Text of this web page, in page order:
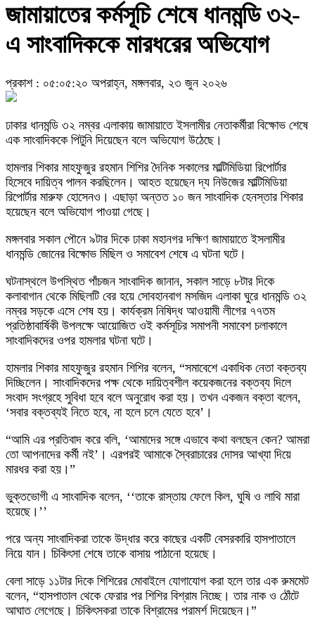
জামায়াতের কর্মসূচি শেষে ধানমন্ডি ৩২-
এ সাংবাদিককে মারধরের অভিযোগ
প্রকাশ : ০৫:০৫:২০ অপরাহ্ন, মঙ্গলবার, ২৩ জুন ২০২৬
ঢাকার ধানমন্ডি ৩২ নম্বর এলাকায় জামায়াতে ইসলামীর নেতাকর্মীরা বিক্ষোভ শেষে
এক সাংবাদিককে পিটুনি দিয়েছেন বলে অভিযোগ উঠেছে।
হামলার শিকার মাহফুজুর রহমান শিশির দৈনিক সকালের মাল্টিমিডিয়া রিপোর্টার
হিসেবে দায়িত্ব পালন করছিলেন। আহত হয়েছেন দ্য নিউজের মাল্টিমিডিয়া
রিপোর্টার মারুফ হোসেনও। এছাড়া অন্তত ১০ জন সাংবাদিক হেনস্তার শিকার
হয়েছেন বলে অভিযোগ পাওয়া গেছে।
মঙ্গলবার সকাল পৌনে ৯টার দিকে ঢাকা মহানগর দক্ষিণ জামায়াতে ইসলামীর
ধানমন্ডি জোনের বিক্ষোভ মিছিল ও সমাবেশ শেষে এ ঘটনা ঘটে।
ঘটনাস্থলে উপস্থিত পাঁচজন সাংবাদিক জানান, সকাল সাড়ে ৮টার দিকে
কলাবাগান থেকে মিছিলটি বের হয়ে সোবহানবাগ মসজিদ এলাকা ঘুরে ধানমন্ডি ৩২
নম্বর সড়কে এসে শেষ হয়। কার্যক্রম নিষিদ্ধ আওয়ামী লীগের ৭৭তম
প্রতিষ্ঠাবার্ষিকী উপলক্ষে আয়োজিত ওই কর্মসূচির সমাপনী সমাবেশ চলাকালে
সাংবাদিকদের ওপর হামলার ঘটনা ঘটে।
হামলার শিকার মাহফুজুর রহমান শিশির বলেন, “সমাবেশে একাধিক নেতা বক্তব্য
দিচ্ছিলেন। সাংবাদিকদের পক্ষ থেকে দায়িত্বশীল কয়েকজনের বক্তব্য দিলে
সংবাদ সংগ্রহে সুবিধা হবে বলে অনুরোধ করা হয়। তখন একজন বক্তা বলেন,
‘সবার বক্তব্যই নিতে হবে, না হলে চলে যেতে হবে’।
“আমি এর প্রতিবাদ করে বলি, ‘আমাদের সঙ্গে এভাবে কথা বলছেন কেন? আমরা
তো আপনাদের কর্মী নই’। এরপরই আমাকে স্বৈরাচারের দোসর আখ্যা দিয়ে
মারধর করা হয়।”
ভুক্তভোগী এ সাংবাদিক বলেন, ‘‘তাকে রাস্তায় ফেলে কিল, ঘুষি ও লাথি মারা
হয়েছে।’’
পরে অন্য সাংবাদিকরা তাকে উদ্ধার করে কাছের একটি বেসরকারি হাসপাতালে
নিয়ে যান। চিকিৎসা শেষে তাকে বাসায় পাঠানো হয়েছে।
বেলা সাড়ে ১১টার দিকে শিশিরের মোবাইলে যোগাযোগ করা হলে তার এক রুমমেট
বলেন, “হাসপাতাল থেকে ফেরার পর শিশির বিশ্রাম নিচ্ছে। তার নাক ও ঠোঁটে
আঘাত লেগেছে। চিকিৎসকরা তাকে বিশ্রামের পরামর্শ দিয়েছেন।”